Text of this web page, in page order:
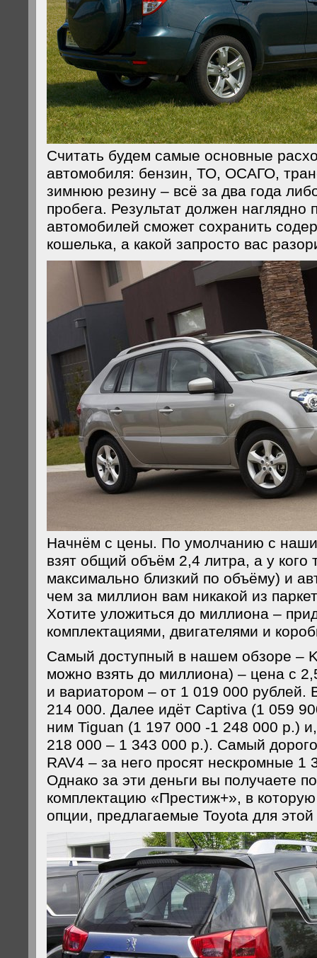
Считать будем самые основные
автомобиля: бензин, ТО, ОСАГО,
зимнюю резину – всё за два года
пробега. Результат должен наглядно
автомобилей сможет сохранить
кошелька, а какой запросто вас
Начнём с цены. По умолчанию с
взят общий объём 2,4 литра, а у кого
максимально близкий по объёму) и
чем за миллион вам никакой из
Хотите уложиться до миллиона –
комплектациями, двигателями и
Самый доступный в нашем обзоре –
можно взять до миллиона) – цена с
и вариатором – от 1 019 000 рублей.
214 000. Далее идёт Captiva (1 059
ним Tiguan (1 197 000 -1 248 000 р.)
218 000 – 1 343 000 р.). Самый
RAV4 – за него просят нескромные 1
Однако за эти деньги вы получаете
комплектацию «Престиж+», в
опции, предлагаемые Toyota для